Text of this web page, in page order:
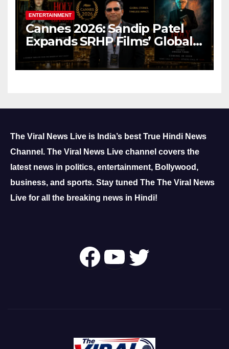
ENTERTAINMENT
Cannes 2026: Sandip Patel
Expands SRHP Films’ Global
Reach
The Viral News Live is India’s best True Hindi News
Channel. The Viral News Live channel covers the
latest news in politics, entertainment, Bollywood,
business, and sports. Stay tuned The The Viral News
Live for all the breaking news in Hindi!
Follow Us OnYouTube
Twitter